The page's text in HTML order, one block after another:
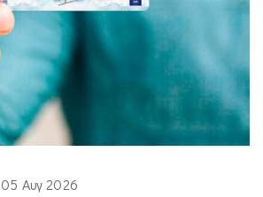
05 Αυγ 2026